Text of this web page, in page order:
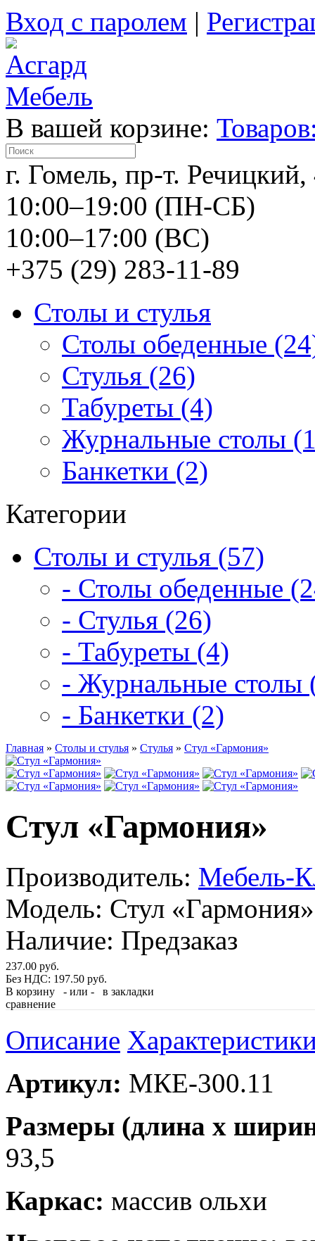
Вход с паролем |
В вашей корзине:
г. Гомель, пр-т. Речицкий,
10:00–19:00 (ПН-СБ)
10:00–17:00 (ВС)
+375 (29) 283-11-89
Столы и стулья
Столы обеденные
Стулья (26)
Табуреты (4)
Журнальные столы
Банкетки (2)
Категории
Столы и стулья (57)
- Столы обеденные
- Стулья (26)
- Табуреты (4)
- Журнальные столы
- Банкетки (2)
Главная » Столы и стулья » Стулья » Стул «Гармония»
Стул «Гармония»
Производитель: Мебель-
Модель: Стул «Гармония»
Наличие: Предзаказ
237.00 руб.
Без НДС: 197.50 руб.
В корзину
- или -
в закладки
сравнение
Описание
Артикул: МКЕ-300.11
Размеры (длина x
93,5
Каркас: массив ольхи